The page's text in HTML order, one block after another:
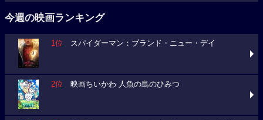
今週の映画ランキング
1位 スパイダーマン：ブランド・ニュー・デイ
2位 映画ちいかわ 人魚の島のひみつ